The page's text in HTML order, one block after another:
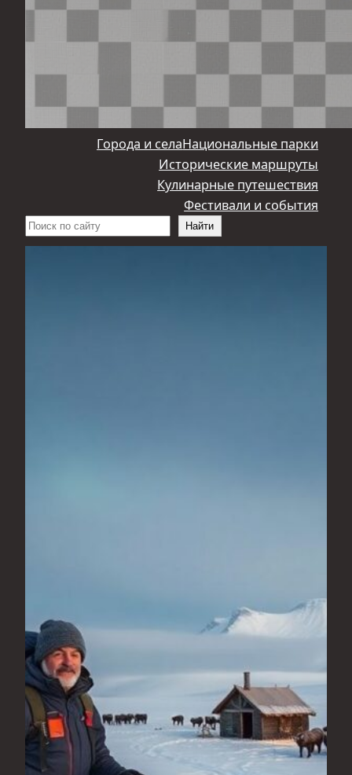
Города и селаНациональные парки
Исторические маршруты
Кулинарные путешествия
Фестивали и события
Поиск
Найти